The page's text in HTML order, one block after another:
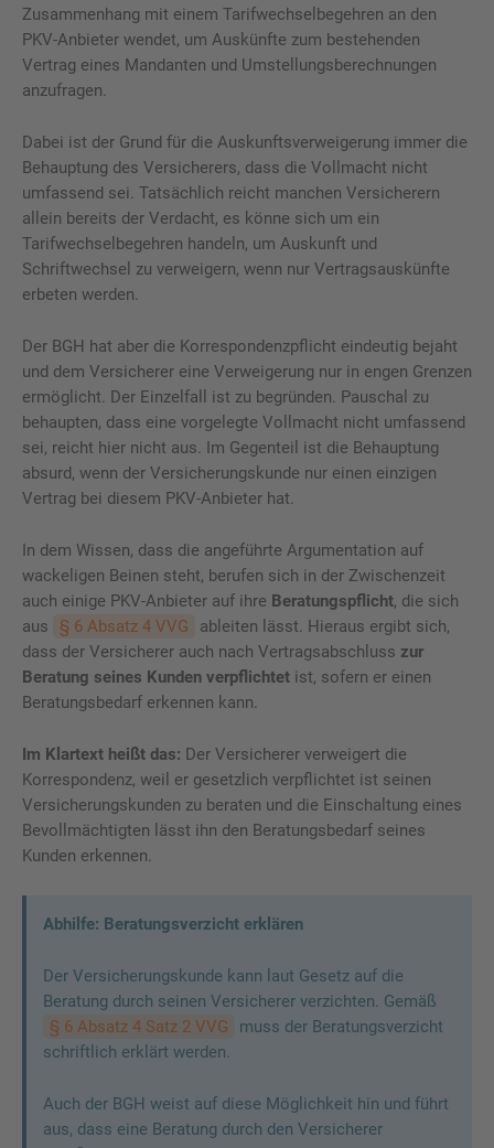
Zusammenhang mit einem Tarifwechselbegehren an den
PKV-Anbieter wendet, um Auskünfte zum bestehenden
Vertrag eines Mandanten und Umstellungsberechnungen
anzufragen.
Dabei ist der Grund für die Auskunftsverweigerung immer die
Behauptung des Versicherers, dass die Vollmacht nicht
umfassend sei. Tatsächlich reicht manchen Versicherern
allein bereits der Verdacht, es könne sich um ein
Tarifwechselbegehren handeln, um Auskunft und
Schriftwechsel zu verweigern, wenn nur Vertragsauskünfte
erbeten werden.
Der BGH hat aber die Korrespondenzpflicht eindeutig bejaht
und dem Versicherer eine Verweigerung nur in engen Grenzen
ermöglicht. Der Einzelfall ist zu begründen. Pauschal zu
behaupten, dass eine vorgelegte Vollmacht nicht umfassend
sei, reicht hier nicht aus. Im Gegenteil ist die Behauptung
absurd, wenn der Versicherungskunde nur einen einzigen
Vertrag bei diesem PKV-Anbieter hat.
In dem Wissen, dass die angeführte Argumentation auf
wackeligen Beinen steht, berufen sich in der Zwischenzeit
auch einige PKV-Anbieter auf ihre Beratungspflicht, die sich
aus
§ 6 Absatz 4 VVG
ableiten lässt. Hieraus ergibt sich,
dass der Versicherer auch nach Vertragsabschluss zur
Beratung seines Kunden verpflichtet ist, sofern er einen
Beratungsbedarf erkennen kann.
Im Klartext heißt das: Der Versicherer verweigert die
Korrespondenz, weil er gesetzlich verpflichtet ist seinen
Versicherungskunden zu beraten und die Einschaltung eines
Bevollmächtigten lässt ihn den Beratungsbedarf seines
Kunden erkennen.
Abhilfe: Beratungsverzicht erklären
Der Versicherungskunde kann laut Gesetz auf die
Beratung durch seinen Versicherer verzichten. Gemäß
§ 6 Absatz 4 Satz 2 VVG
muss der Beratungsverzicht
schriftlich erklärt werden.
Auch der BGH weist auf diese Möglichkeit hin und führt
aus, dass eine Beratung durch den Versicherer